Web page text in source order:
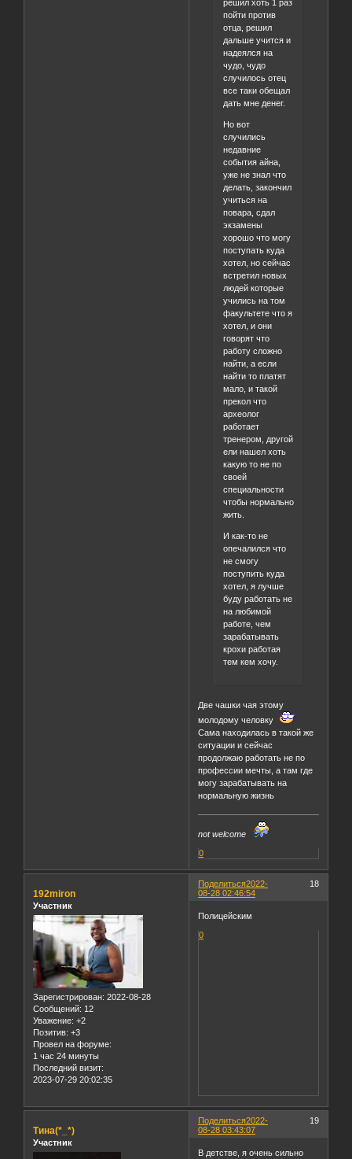
решил хоть 1 раз
пойти против
отца, решил
дальше учится и
надеялся на
чудо, чудо
случилось отец
все таки обещал
дать мне денег.
Но вот
случились
недавние
события айна,
уже не знал что
делать, закончил
учиться на
повара, сдал
экзамены
хорошо что могу
поступать куда
хотел, но сейчас
встретил новых
людей которые
учились на том
факультете что я
хотел, и они
говорят что
работу сложно
найти, а если
найти то платят
мало, и такой
прекол что
археолог
работает
тренером, другой
ели нашел хоть
какую то не по
своей
специальности
чтобы нормально
жить.
И как-то не
опечалился что
не смогу
поступить куда
хотел, я лучше
буду работать не
на любимой
работе, чем
зарабатывать
крохи работая
тем кем хочу.
Две чашки чая этому
молодому человку
Сама находилась в такой же
ситуации и сейчас
продолжаю работать не по
профессии мечты, а там где
могу зарабатывать на
нормальную жизнь
not welcome
0
Поделиться 18
2022-
08-28 02:46:54
192miron
Участник
Зарегистрирован: 2022-08-28
Сообщений: 12
Уважение: +2
Позитив: +3
Провел на форуме:
1 час 24 минуты
Последний визит:
2023-07-29 20:02:35
Полицейским
0
Поделиться 19
2022-
08-28 03:43:07
Тина(*_*)
Участник
В детстве, я очень сильно